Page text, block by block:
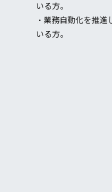
いる方。
・業務自動化を推
いる方。